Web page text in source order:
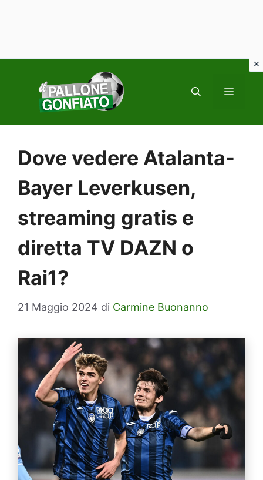
contenuto
MENU
Dove vedere Atalanta-
Bayer Leverkusen,
streaming gratis e
diretta TV DAZN o
Rai1?
21 Maggio 2024 di Carmine Buonanno